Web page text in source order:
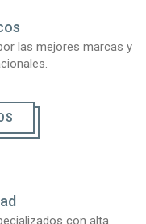
las mejores marcas y
con alta